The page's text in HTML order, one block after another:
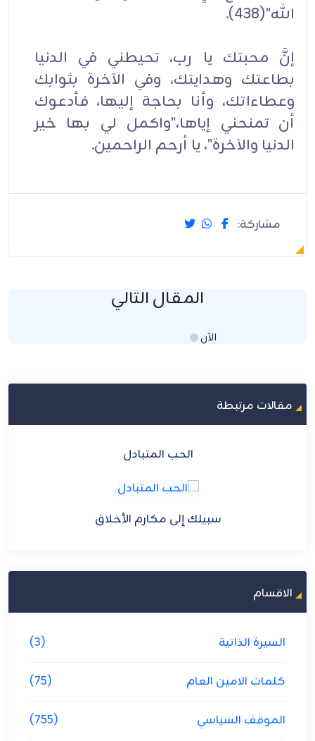
الله"(438).
إنَّ محبتك يا رب، تحيطني في الدنيا
بطاعتك وهدايتك، وفي الآخرة بثوابك
وعطاءاتك، وأنا بحاجة إليها، فأدعوك
أن تمنحني إياها،"واكمل لي بها خير
الدنيا والآخرة"، يا أرحم الراحمين.
مشاركة:
المقال التالي
الآنLoading...
مقالات مرتبطة
الذكر والغفلة
سبيلك إلى مكارم الأخلاق
الاقسام
السيرة الذاتية (3)
كلمات الامين العام (75)
الموقف السياسي (755)